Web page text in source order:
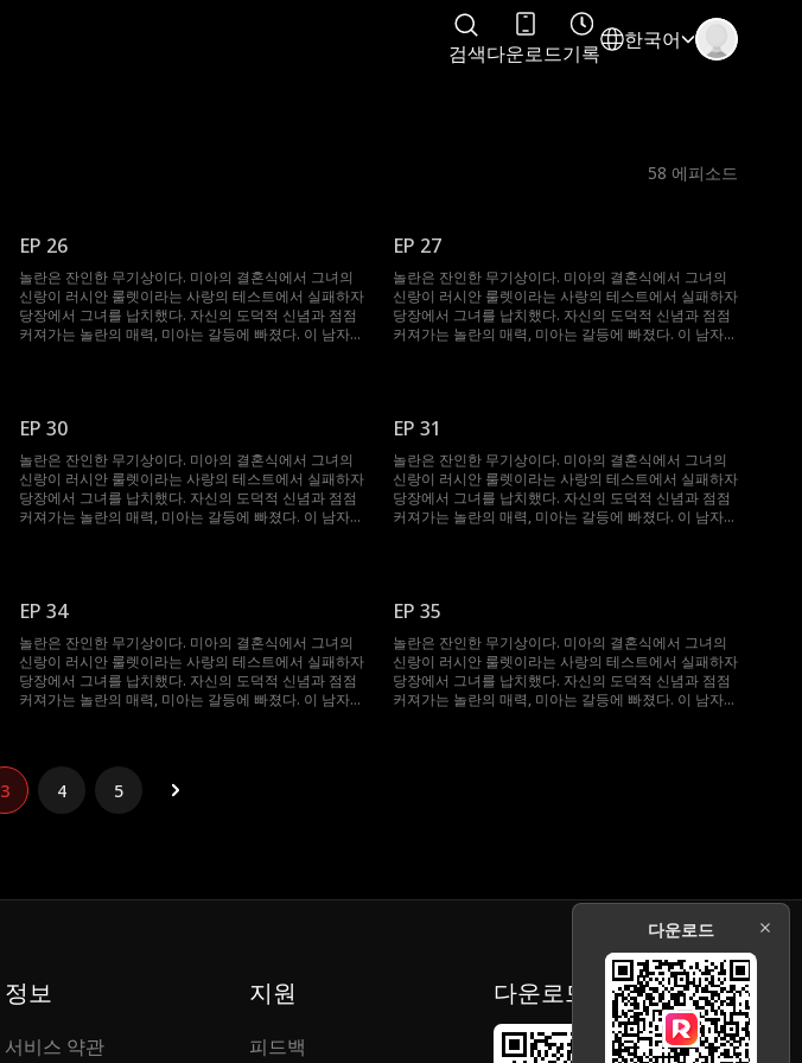
검색다운로드기록
한국어
58 에피소드
EP 26
놀란은 잔인한 무기상이다. 미아의 결혼식에서 그녀의
신랑이 러시안 룰렛이라는 사랑의 테스트에서 실패하자
당장에서 그녀를 납치했다. 자신의 도덕적 신념과 점점
커져가는 놀란의 매력, 미아는 갈등에 빠졌다. 이 남자는
EP 27
놀란은 잔인한 무기상이다. 미아의 결혼식에서 그녀의
신랑이 러시안 룰렛이라는 사랑의 테스트에서 실패하자
당장에서 그녀를 납치했다. 자신의 도덕적 신념과 점점
커져가는 놀란의 매력, 미아는 갈등에 빠졌다. 이 남자는
EP 30
놀란은 잔인한 무기상이다. 미아의 결혼식에서 그녀의
신랑이 러시안 룰렛이라는 사랑의 테스트에서 실패하자
당장에서 그녀를 납치했다. 자신의 도덕적 신념과 점점
커져가는 놀란의 매력, 미아는 갈등에 빠졌다. 이 남자는
EP 31
놀란은 잔인한 무기상이다. 미아의 결혼식에서 그녀의
신랑이 러시안 룰렛이라는 사랑의 테스트에서 실패하자
당장에서 그녀를 납치했다. 자신의 도덕적 신념과 점점
커져가는 놀란의 매력, 미아는 갈등에 빠졌다. 이 남자는
EP 34
놀란은 잔인한 무기상이다. 미아의 결혼식에서 그녀의
신랑이 러시안 룰렛이라는 사랑의 테스트에서 실패하자
당장에서 그녀를 납치했다. 자신의 도덕적 신념과 점점
커져가는 놀란의 매력, 미아는 갈등에 빠졌다. 이 남자는
EP 35
놀란은 잔인한 무기상이다. 미아의 결혼식에서 그녀의
신랑이 러시안 룰렛이라는 사랑의 테스트에서 실패하자
당장에서 그녀를 납치했다. 자신의 도덕적 신념과 점점
커져가는 놀란의 매력, 미아는 갈등에 빠졌다. 이 남자는
3 4 5
정보
서비스 약관
지원
피드백
다운로드
다운로드